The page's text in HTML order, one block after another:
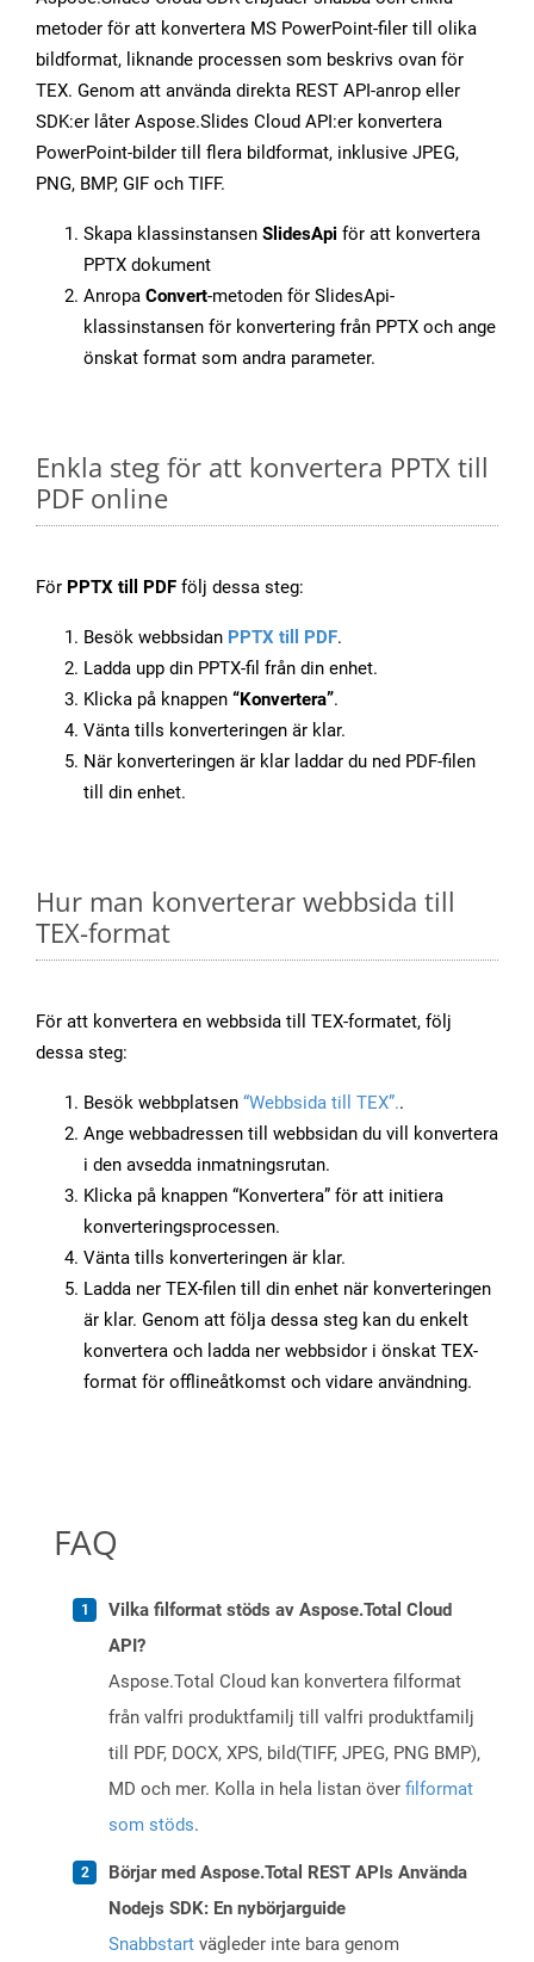
metoder för att konvertera MS PowerPoint-filer till olika
bildformat, liknande processen som beskrivs ovan för
TEX. Genom att använda direkta REST API-anrop eller
SDK:er låter Aspose.Slides Cloud API:er konvertera
PowerPoint-bilder till flera bildformat, inklusive JPEG,
PNG, BMP, GIF och TIFF.
Skapa klassinstansen SlidesApi för att konvertera
PPTX dokument
Anropa Convert-metoden för SlidesApi-
klassinstansen för konvertering från PPTX och ange
önskat format som andra parameter.
Enkla steg för att konvertera PPTX till
PDF online
För PPTX till PDF följ dessa steg:
Besök webbsidan PPTX till PDF.
Ladda upp din PPTX-fil från din enhet.
Klicka på knappen “Konvertera”.
Vänta tills konverteringen är klar.
När konverteringen är klar laddar du ned PDF-filen
till din enhet.
Hur man konverterar webbsida till
TEX-format
För att konvertera en webbsida till TEX-formatet, följ
dessa steg:
Besök webbplatsen “Webbsida till TEX”..
Ange webbadressen till webbsidan du vill konvertera
i den avsedda inmatningsrutan.
Klicka på knappen “Konvertera” för att initiera
konverteringsprocessen.
Vänta tills konverteringen är klar.
Ladda ner TEX-filen till din enhet när konverteringen
är klar. Genom att följa dessa steg kan du enkelt
konvertera och ladda ner webbsidor i önskat TEX-
format för offlineåtkomst och vidare användning.
FAQ
Vilka filformat stöds av Aspose.Total Cloud
API?
Aspose.Total Cloud kan konvertera filformat
från valfri produktfamilj till valfri produktfamilj
till PDF, DOCX, XPS, bild(TIFF, JPEG, PNG BMP),
MD och mer. Kolla in hela listan över filformat
som stöds.
Börjar med Aspose.Total REST APIs Använda
Nodejs SDK: En nybörjarguide
Snabbstart vägleder inte bara genom